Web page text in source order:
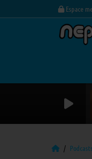
Espace
Podcasts